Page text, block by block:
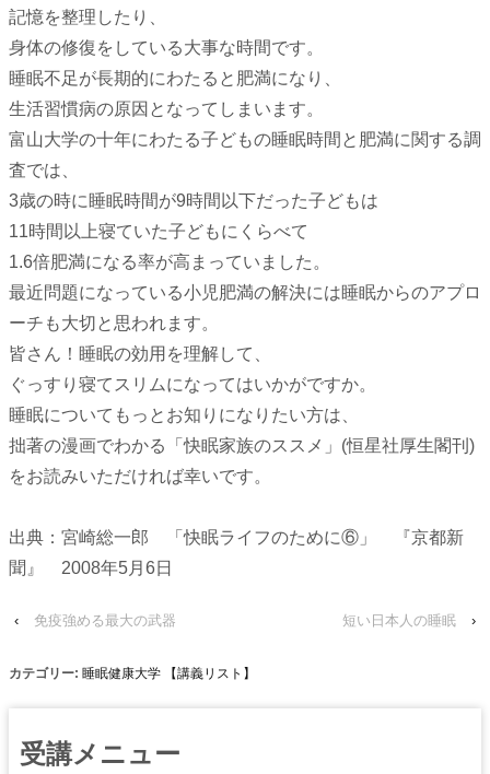
記憶を整理したり、
身体の修復をしている大事な時間です。
睡眠不足が長期的にわたると肥満になり、
生活習慣病の原因となってしまいます。
富山大学の十年にわたる子どもの睡眠時間と肥満に関する調
査では、
3歳の時に睡眠時間が9時間以下だった子どもは
11時間以上寝ていた子どもにくらべて
1.6倍肥満になる率が高まっていました。
最近問題になっている小児肥満の解決には睡眠からのアプロ
ーチも大切と思われます。
皆さん！睡眠の効用を理解して、
ぐっすり寝てスリムになってはいかがですか。
睡眠についてもっとお知りになりたい方は、
拙著の漫画でわかる「快眠家族のススメ」(恒星社厚生閣刊)
をお読みいただければ幸いです。
出典：宮崎総一郎 「快眠ライフのために⑥」 『京都新
聞』 2008年5月6日
‹ 免疫強める最大の武器 短い日本人の睡眠 ›
カテゴリー: 睡眠健康大学 【講義リスト】
受講メニュー